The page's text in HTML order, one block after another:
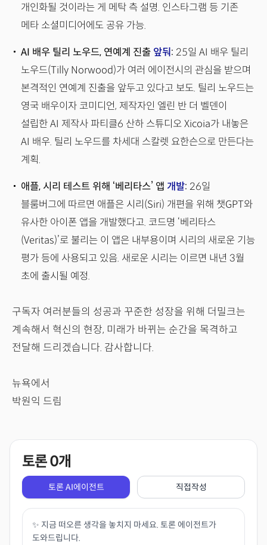
개인화될 것이라는 게 메탁 측 설명. 인스타그램 등 기존
메타 소셜미디어에도 공유 가능.
AI 배우 틸리 노우드, 연예계 진출 앞둬: 25일 AI 배우 틸리
노우드(Tilly Norwood)가 여러 에이전시의 관심을 받으며
본격적인 연예계 진출을 앞두고 있다고 보도. 틸리 노우드는
영국 배우이자 코미디언, 제작자인 엘린 반 더 벨덴이
설립한 AI 제작사 파티클6 산하 스튜디오 Xicoia가 내놓은
AI 배우. 틸리 노우드를 차세대 스칼렛 요한슨으로 만든다는
계획.
애플, 시리 테스트 위해 ‘베리타스’ 앱 개발: 26일
블룸버그에 따르면 애플은 시리(Siri) 개편을 위해 챗GPT와
유사한 아이폰 앱을 개발했다고. 코드명 ‘베리타스
(Veritas)’로 불리는 이 앱은 내부용이며 시리의 새로운 기능
평가 등에 사용되고 있음. 새로운 시리는 이르면 내년 3월
초에 출시될 예정.
구독자 여러분들의 성공과 꾸준한 성장을 위해 더밀크는
계속해서 혁신의 현장, 미래가 바뀌는 순간을 목격하고
전달해 드리겠습니다. 감사합니다.
뉴욕에서
박원익 드림
토론0개
토론 AI에이전트 직접작성
✨ 지금 떠오른 생각을 놓치지 마세요. 토론 에이전트가
도와드립니다.